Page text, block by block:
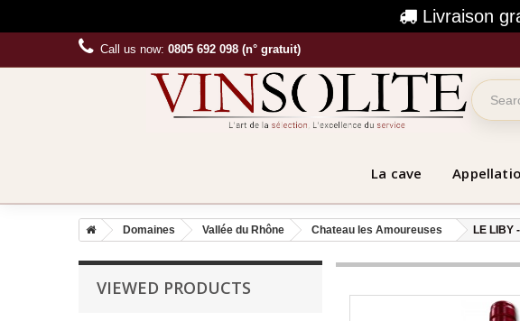
Livraison
Call us now: 0805 692 098 (n° gratuit)
La cave
Domaines Vallée du Rhône Chateau les Amoureuses LE LIBY
VIEWED PRODUCTS